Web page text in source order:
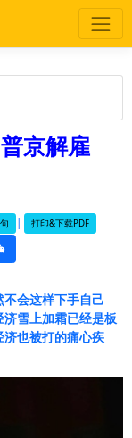
京解雇
| 打印&下载PDF
weixin
会这样下手自己
雪上加霜已经是板
也被打的痛心疾